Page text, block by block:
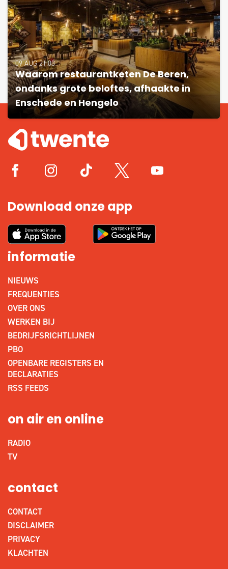
09 AUG 21:03
Waarom restaurantketen De Beren,
ondanks grote beloftes, afhaakte in
Enschede en Hengelo
Download onze app
informatie
NIEUWS
FREQUENTIES
OVER ONS
WERKEN BIJ
BEDRIJFSRICHTLIJNEN
PBO
OPENBARE REGISTERS EN
DECLARATIES
RSS FEEDS
on air en online
RADIO
TV
contact
CONTACT
DISCLAIMER
PRIVACY
KLACHTEN